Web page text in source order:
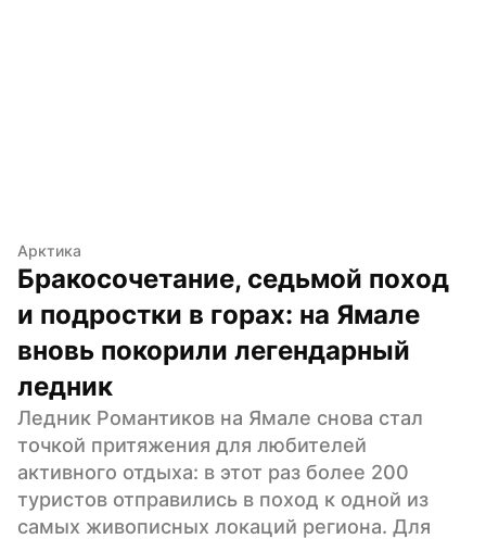
Арктика
Бракосочетание, седьмой поход
и подростки в горах: на Ямале
вновь покорили легендарный
ледник
Ледник Романтиков на Ямале снова стал
точкой притяжения для любителей
активного отдыха: в этот раз более 200
туристов отправились в поход к одной из
самых живописных локаций региона. Для